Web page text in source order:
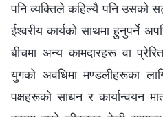
पनि व्यक्तिले कहिल्यै पनि उसको
ईश्‍वरीय कार्यको साथमा हुनुपर्ने
बीचमा अन्य कामदारहरू वा
युगको अवधिमा मण्डलीहरूका
पक्षहरूको साधन र कार्यान्वयन